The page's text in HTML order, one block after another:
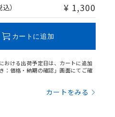
） ¥ 1,300
カートに追加
おける出荷予定日は、カートに追加
：価格・納期の確認」画面にてご確
カートをみる